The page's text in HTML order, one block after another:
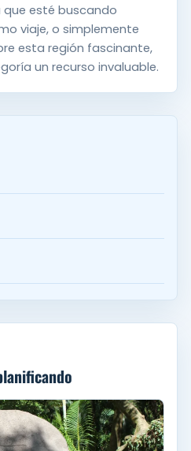
que esté buscando
viaje, o simplemente
esta región fascinante,
un recurso invaluable.